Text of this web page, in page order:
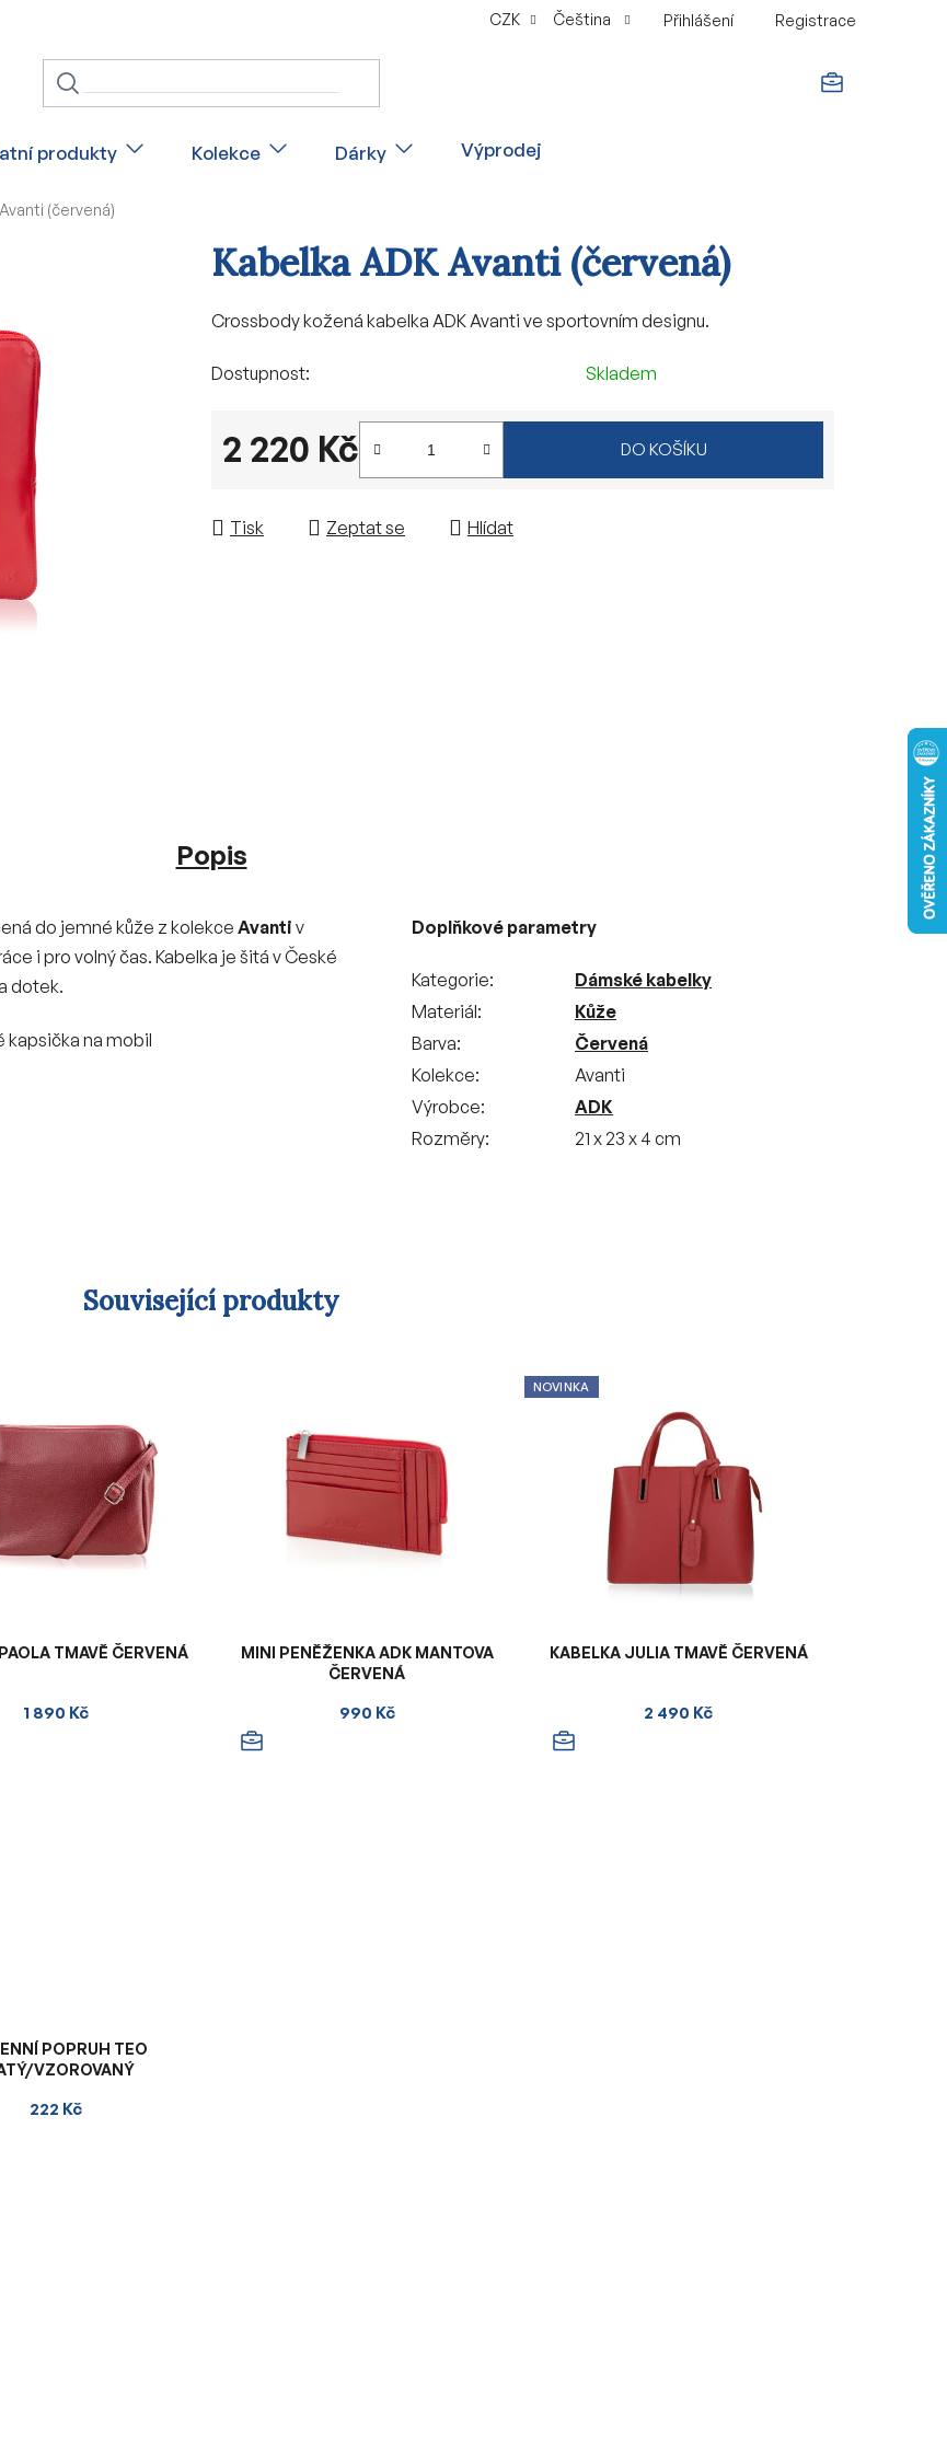
CZK Čeština Přihlášení Registrace
produkty Kolekce Dárky Výprodej
(červená)
Kabelka ADK Avanti (červená)
Crossbody kožená kabelka ADK Avanti ve sportovním designu.
Dostupnost Skladem
2 220 Kč DO KOŠÍKU
Tisk Zeptat se Hlídat
Popis
do jemné kůže z kolekce Avanti v
i pro volný čas. Kabelka je šitá v České
dotek.
kapsička na mobil
Doplňkové parametry
Kategorie
Dámské kabelky
Materiál
Kůže
Barva
Červená
Kolekce
Avanti
Výrobce
ADK
Rozměry
21 x 23 x 4 cm
Související produkty
TMAVĚ ČERVENÁ
1 890 Kč
MINI PENĚŽENKA ADK MANTOVA
ČERVENÁ
990 Kč
NOVINKA
KABELKA JULIA TMAVĚ ČERVENÁ
2 490 Kč
POPRUH TEO
VZOROVANÝ
222 Kč